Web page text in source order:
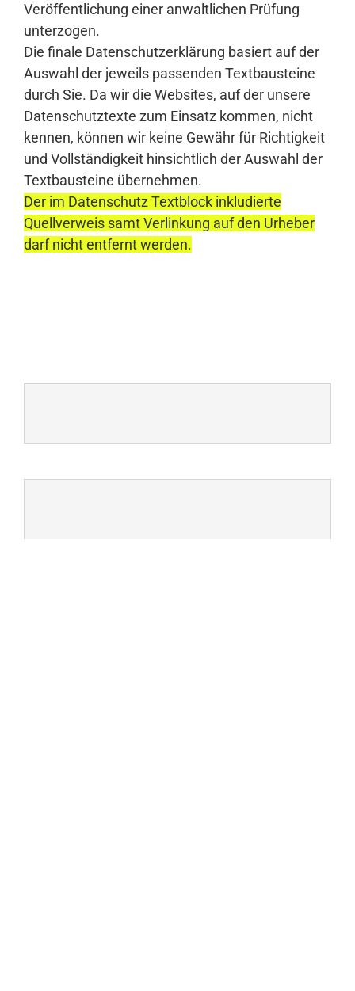
Veröffentlichung einer anwaltlichen Prüfung
unterzogen.
Die finale Datenschutzerklärung basiert auf der
Auswahl der jeweils passenden Textbausteine
durch Sie. Da wir die Websites, auf der unsere
Datenschutztexte zum Einsatz kommen, nicht
kennen, können wir keine Gewähr für Richtigkeit
und Vollständigkeit hinsichtlich der Auswahl der
Textbausteine übernehmen.
Der im Datenschutz Textblock inkludierte
Quellverweis samt Verlinkung auf den Urheber
darf nicht entfernt werden.